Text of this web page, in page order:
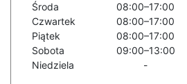
Środa
08:00–17:00
Czwartek
08:00–17:00
Piątek
08:00–17:00
Sobota
09:00–13:00
Niedziela
-